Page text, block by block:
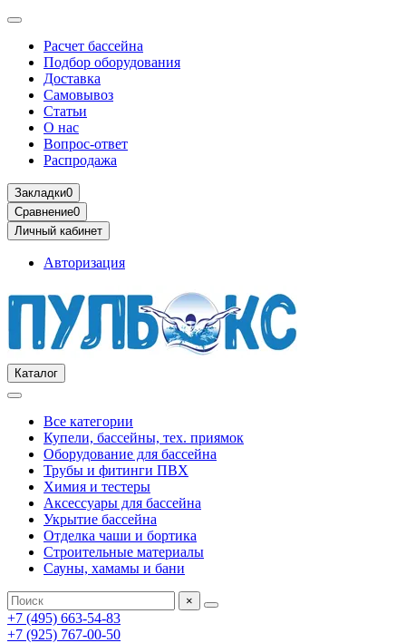
Расчет бассейна
Подбор оборудования
Доставка
Самовывоз
Статьи
О нас
Вопрос-ответ
Распродажа
Закладки0
Сравнение0
Личный кабинет
Авторизация
Каталог
Все категории
Купели, бассейны, тех. приямок
Оборудование для бассейна
Трубы и фитинги ПВХ
Химия и тестеры
Аксессуары для бассейна
Укрытие бассейна
Отделка чаши и бортика
Строительные материалы
Сауны, хамамы и бани
×
+7 (495) 663-54-83
+7 (925) 767-00-50